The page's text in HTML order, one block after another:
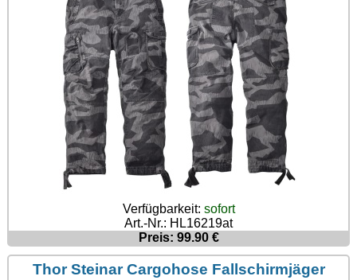
Verfügbarkeit: sofort
Art.-Nr.: HL16219at
Preis: 99.90 €
Thor Steinar Cargohose Fallschirmjäger